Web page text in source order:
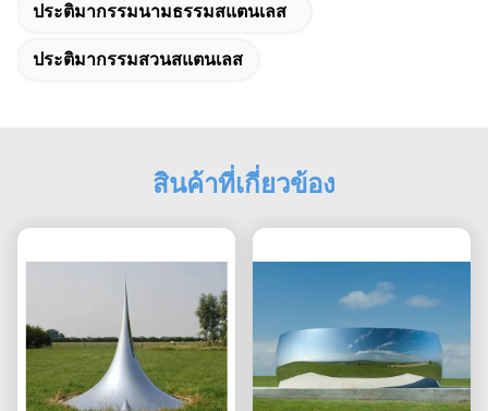
ประติมากรรมนามธรรมสแตนเลส
ประติมากรรมสวนสแตนเลส
สินค้าที่เกี่ยวข้อง